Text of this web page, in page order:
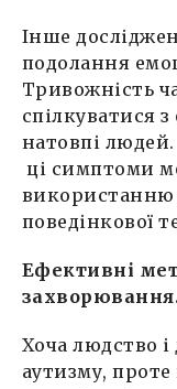
Інше
подолання
Тривожність
спілкуватися
натовпі
ці симптоми
використанню
поведінкової
Ефективні
Хоча людство і
аутизму, проте